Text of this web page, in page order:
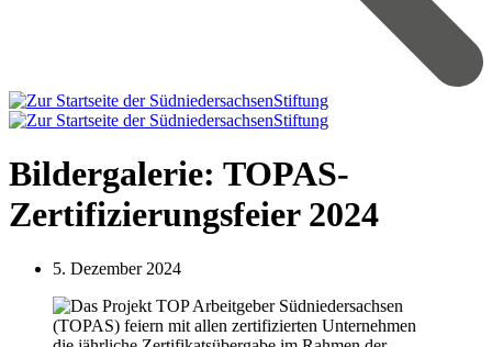
Bildergalerie: TOPAS-
Zertifizierungsfeier 2024
5. Dezember 2024